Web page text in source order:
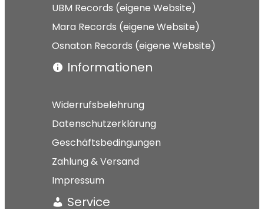
UBM Records (eigene Website)
Mara Records (eigene Website)
Osnaton Records (eigene Website)
Informationen
Widerrufsbelehrung
Datenschutzerklärung
Geschäftsbedingungen
Zahlung & Versand
Impressum
Service